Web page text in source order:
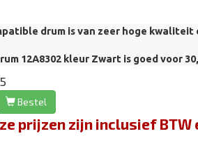
drum is van zeer hoge
12A8302 kleur Zwart is goed voor
Bestel
prijzen zijn inclusief